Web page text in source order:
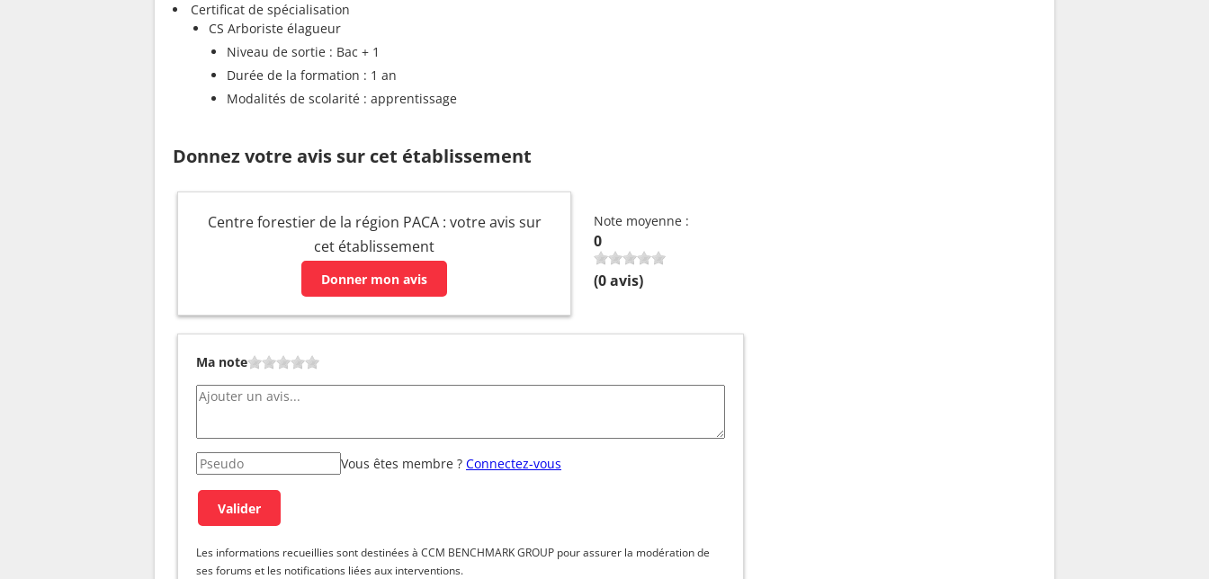
Certificat de spécialisation
CS Arboriste élagueur
Niveau de sortie : Bac + 1
Durée de la formation : 1 an
Modalités de scolarité : apprentissage
Donnez votre avis sur cet établissement
Centre forestier de la région PACA : votre avis sur
cet établissement
Donner mon avis
Note moyenne :
0
(0avis)
Ma note
Vous êtes membre ? Connectez-vous
Les informations recueillies sont destinées à CCM BENCHMARK GROUP pour assurer la modération de
ses forums et les notifications liées aux interventions.